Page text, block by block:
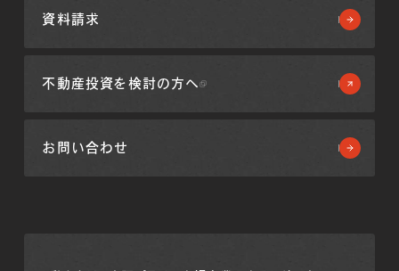
資料請求
不動産投資を 検討の方へ
お問い合わせ